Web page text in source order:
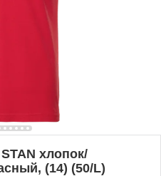
хлопок/
(14) (50/L)